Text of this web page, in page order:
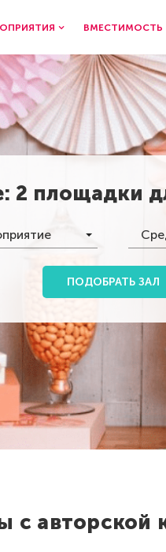
ВМЕСТИМОСТЬ
: 2 площадки
ПОДОБРАТЬ ЗАЛ
с авторской